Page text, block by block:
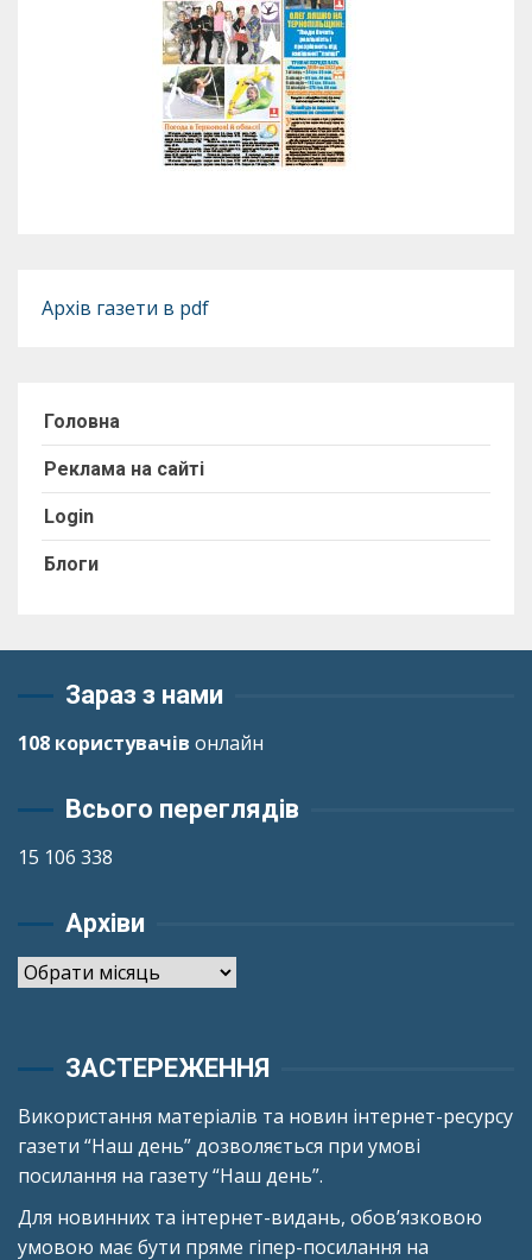
Архів газети в pdf
Головна
Реклама на сайті
Login
Блоги
Зараз з нами
108 користувачів онлайн
Всього переглядів
15 106 338
Архіви
Архіви
ЗАСТЕРЕЖЕННЯ
Використання матеріалів та новин інтернет-ресурсу
газети “Наш день” дозволяється при умові
посилання на газету “Наш день”.
Для новинних та інтернет-видань, обов’язковою
умовою має бути пряме гіпер-посилання на